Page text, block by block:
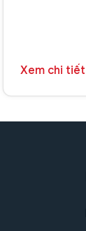
Xem chi tiết